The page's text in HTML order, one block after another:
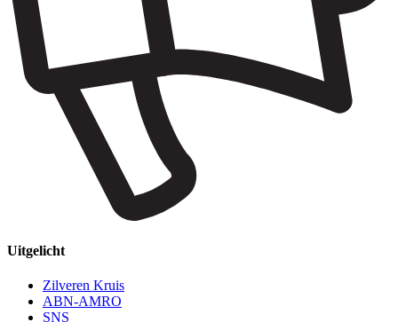
Uitgelicht
Zilveren Kruis
ABN-AMRO
SNS